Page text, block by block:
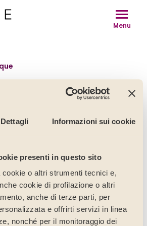
Dettagli Informazioni sui cookie
presenti in questo sito
o altri strumenti tecnici e,
cookie di profilazione o altri
anche di terze parti, per
e offrirti servizi in linea
nonché per il monitoraggio dei
Menu
sociale